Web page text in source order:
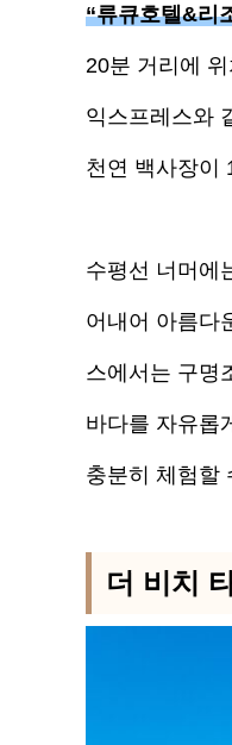
“류큐호텔&리
20분 거리에
익스프레스와
천연 백사장이
수평선 너머에
어내어 아름다
스에서는 구명
바다를 자유롭
충분히 체험할
더 비치